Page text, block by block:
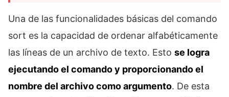
Una de las funcionalidades básicas del comando
sort es la capacidad de ordenar alfabéticamente
las líneas de un archivo de texto. Esto se logra
ejecutando el comando y proporcionando el
nombre del archivo como argumento. De esta